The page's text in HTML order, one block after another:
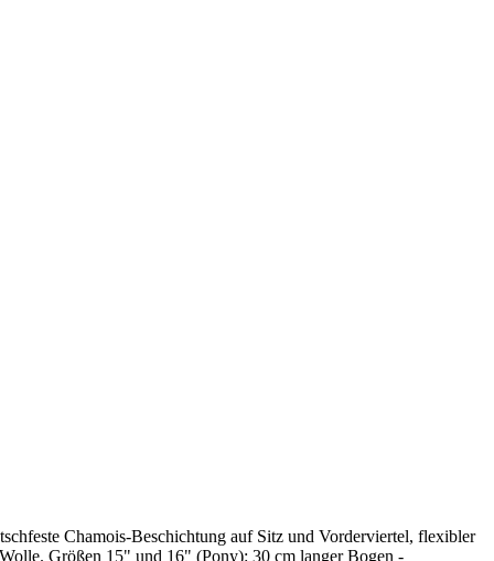
Chamois-Beschichtung auf Sitz und Vorderviertel, flexibler
Größen 15" und 16" (Pony): 30 cm langer Bogen -